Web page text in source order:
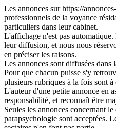
Les annonces sur https://
professionnels de la voyance
particuliers dans leur cabinet.
L'affichage n'est pas
leur diffusion, et nous nous
en préciser les raisons.
Les annonces sont diffusées
Pour que chacun puisse s'y
plusieurs rubriques à la fois sont à
L'auteur d'une petite annonce en
responsabilité, et reconnaît être
Seules les annonces concernant
parapsychologie sont acceptées.